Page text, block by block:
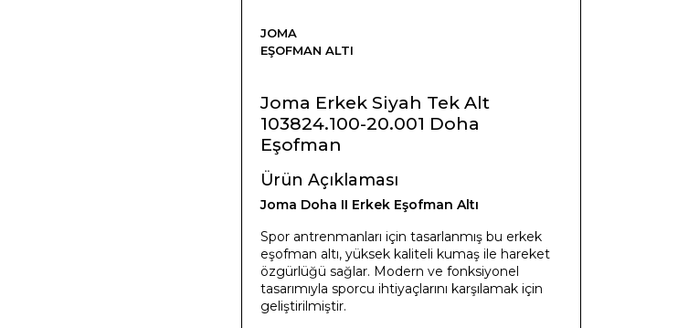
JOMA
EŞOFMAN ALTI
Joma Erkek Siyah Tek Alt
103824.100-20.001 Doha
Eşofman
Ürün Açıklaması
Joma Doha II Erkek Eşofman Altı
Spor antrenmanları için tasarlanmış bu erkek
eşofman altı, yüksek kaliteli kumaş ile hareket
özgürlüğü sağlar. Modern ve fonksiyonel
tasarımıyla sporcu ihtiyaçlarını karşılamak için
geliştirilmiştir.